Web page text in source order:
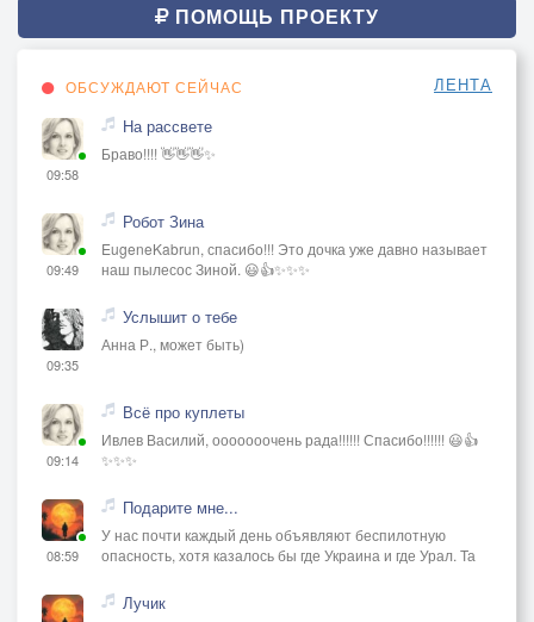
ПОМОЩЬ ПРОЕКТУ
ОБСУЖДАЮТ СЕЙЧАС ЛЕНТА
09:58
На рассвете
Браво!!!! 👋👋👋✨
09:49
Робот Зина
EugeneKabrun, спасибо!!! Это дочка уже давно называет
наш пылесос Зиной. 😃👍✨✨✨
09:35
Услышит о тебе
Анна Р., может быть)
09:14
Всё про куплеты
Ивлев Василий, ооооооочень рада!!!!!! Спасибо!!!!!! 😃👍
✨✨✨
08:59
Подарите мне...
У нас почти каждый день объявляют беспилотную
опасность, хотя казалось бы где Украина и где Урал. Та
Лучик